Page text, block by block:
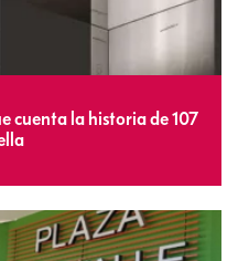
cuenta la historia de 107